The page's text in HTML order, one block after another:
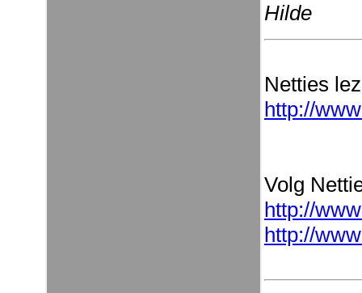
Hilde
Netties
http://
Volg
http://
http://